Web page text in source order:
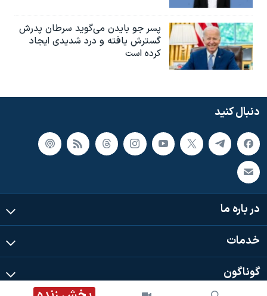
پسر جو بایدن می‌گوید سرطان پدرش
گسترش یافته و درد شدیدی ایجاد
کرده است
دنبال کنید
در باره ما
خدمات
گوناگون